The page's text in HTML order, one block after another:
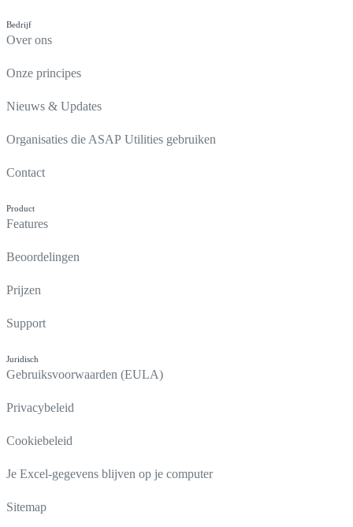
Bedrijf
Over ons
Onze principes
Nieuws & Updates
Organisaties die ASAP Utilities gebruiken
Contact
Product
Features
Beoordelingen
Prijzen
Support
Juridisch
Gebruiksvoorwaarden (EULA)
Privacybeleid
Cookiebeleid
Je Excel-gegevens blijven op je computer
Sitemap